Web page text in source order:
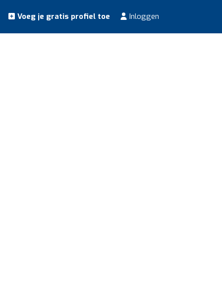
Voeg je gratis profiel toe Inloggen